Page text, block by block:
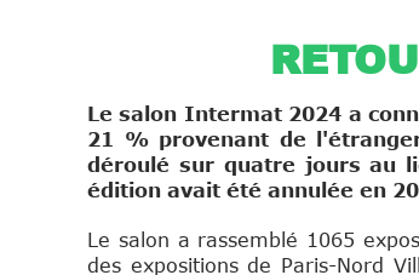
Le salon Intermat 2024 a
21 % provenant de
déroulé sur quatre jours au
édition avait été annulée en
Le salon a rassemblé 1065
des expositions de Paris-Nord